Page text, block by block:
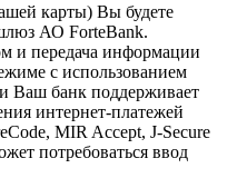
карты) Вы будете
АО ForteBank.
и передача информации
с использованием
Ваш банк поддерживает
интернет-платежей
MIR Accept, J-Secure
потребоваться ввод